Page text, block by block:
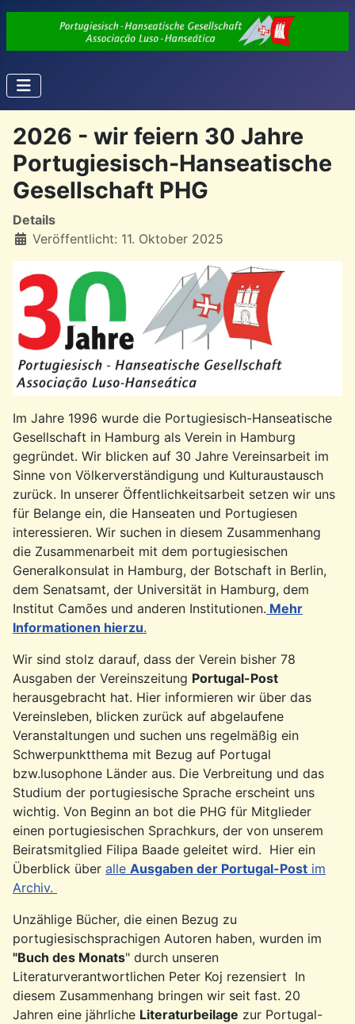
2026 - wir feiern 30 Jahre
Portugiesisch-Hanseatische
Gesellschaft PHG
Details
Veröffentlicht: 11. Oktober 2025
Im Jahre 1996 wurde die Portugiesisch-Hanseatische
Gesellschaft in Hamburg als Verein in Hamburg
gegründet. Wir blicken auf 30 Jahre Vereinsarbeit im
Sinne von Völkerverständigung und Kulturaustausch
zurück. In unserer Öffentlichkeitsarbeit setzen wir uns
für Belange ein, die Hanseaten und Portugiesen
interessieren. Wir suchen in diesem Zusammenhang
die Zusammenarbeit mit dem portugiesischen
Generalkonsulat in Hamburg, der Botschaft in Berlin,
dem Senatsamt, der Universität in Hamburg, dem
Institut Camões und anderen Institutionen. Mehr
Informationen hierzu.
Wir sind stolz darauf, dass der Verein bisher 78
Ausgaben der Vereinszeitung Portugal-Post
herausgebracht hat. Hier informieren wir über das
Vereinsleben, blicken zurück auf abgelaufene
Veranstaltungen und suchen uns regelmäßig ein
Schwerpunktthema mit Bezug auf Portugal
bzw.lusophone Länder aus. Die Verbreitung und das
Studium der portugiesische Sprache erscheint uns
wichtig. Von Beginn an bot die PHG für Mitglieder
einen portugiesischen Sprachkurs, der von unserem
Beiratsmitglied Filipa Baade geleitet wird. Hier ein
Überblick über alle Ausgaben der Portugal-Post im
Archiv.
Unzählige Bücher, die einen Bezug zu
portugiesischsprachigen Autoren haben, wurden im
"Buch des Monats" durch unseren
Literaturverantwortlichen Peter Koj rezensiert In
diesem Zusammenhang bringen wir seit fast. 20
Jahren eine jährliche Literaturbeilage zur Portugal-